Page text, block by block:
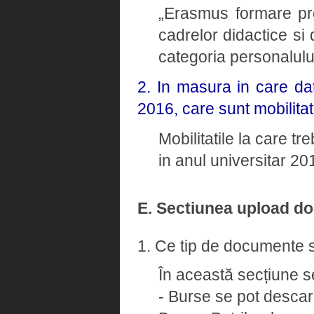
„Erasmus formare
cadrelor didactice si
categoria
2. In masura in care
2016, care sunt
Mobilitatile la care
in anul universitar
E. Sectiunea upload
1. Ce tip de documente
În această secțiune
- Burse se pot